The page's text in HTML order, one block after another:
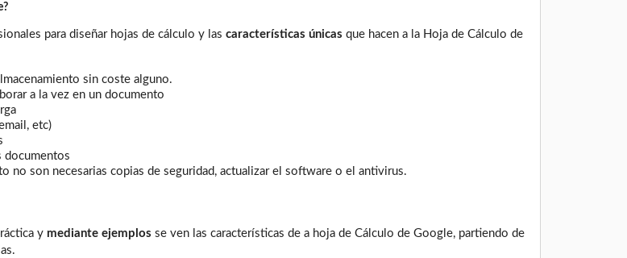
para diseñar hojas de cálculo y lascaracterísticas únicas que hacen a la Hoja de Cálculo de
sin coste alguno.
a la vez en un documento
etc)
documentos
no son necesarias copias de seguridad, actualizar el software o el antivirus.
y mediante ejemplos se ven las características de a hoja de Cálculo de Google, partiendo de